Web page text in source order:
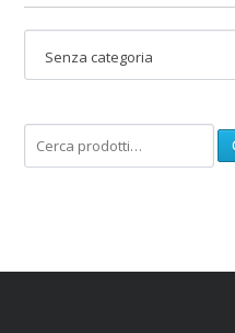
Senza categoria